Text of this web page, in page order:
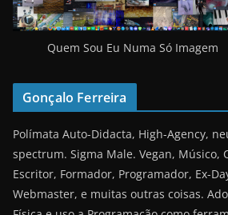
Quem Sou Eu Numa Só Imagem
Gonçalo Ferreira
Polímata Auto-Didacta, High-Agency,
spectrum. Sigma Male. Vegan, Músico,
Escritor, Formador, Programador, Ex-
Webmaster, e muitas outras coisas.